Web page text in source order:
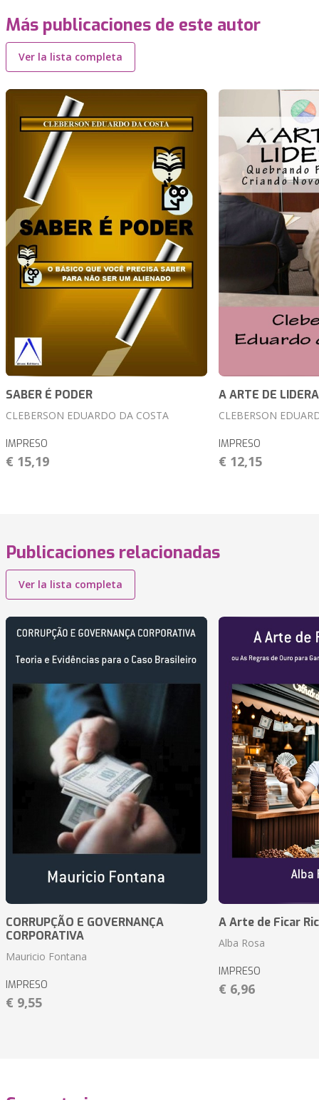
Más publicaciones de este autor
Ver la lista completa
SABER É PODER
CLEBERSON EDUARDO DA COSTA
IMPRESO
€ 15,19
A ARTE DE
CLEBERSON
IMPRESO
€ 12,15
Publicaciones relacionadas
Ver la lista completa
CORRUPÇÃO E GOVERNANÇA
CORPORATIVA
Mauricio Fontana
IMPRESO
€ 9,55
A Arte de Ficar
Alba Rosa
IMPRESO
€ 6,96